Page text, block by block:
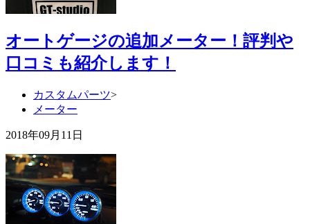
オートゲージの追加メーター！評判や
口コミも紹介します！
カスタムパーツ>
メーター
2018年09月11日